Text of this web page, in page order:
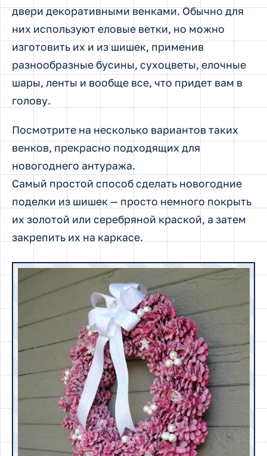
двери декоративными венками. Обычно для
них используют еловые ветки, но можно
изготовить их и из шишек, применив
разнообразные бусины, сухоцветы, елочные
шары, ленты и вообще все, что придет вам в
голову.
Посмотрите на несколько вариантов таких
венков, прекрасно подходящих для
новогоднего антуража.
Самый простой способ сделать новогодние
поделки из шишек — просто немного покрыть
их золотой или серебряной краской, а затем
закрепить их на каркасе.